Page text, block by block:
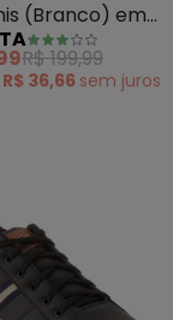
(Branco) em
R$ 199,99
R$ 36,66 sem juros